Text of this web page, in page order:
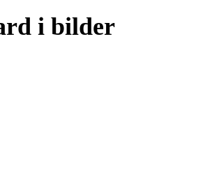
i bilder